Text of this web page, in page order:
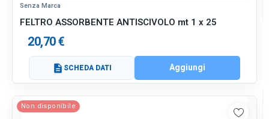
Senza Marca
FELTRO ASSORBENTE ANTISCIVOLO mt 1 x 25
20,70 €
description SCHEDA DATI Aggiungi
Non disponibile